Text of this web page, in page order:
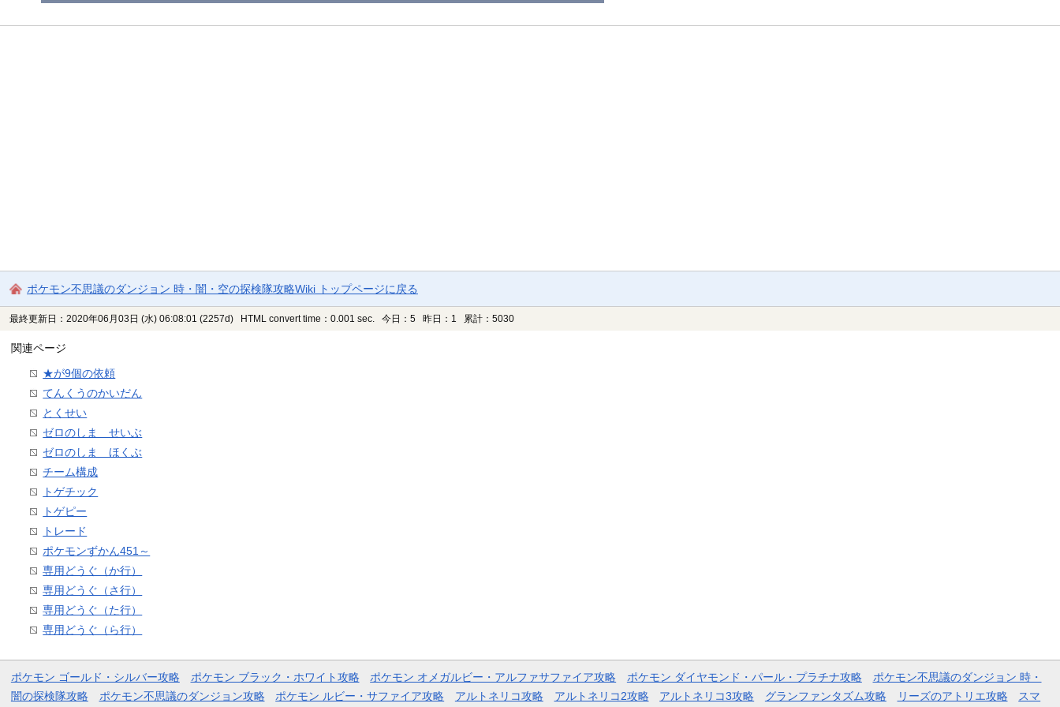
ポケモン不思議のダンジョン 時・闇・空の探検隊攻略Wiki トップページに戻る
最終更新日：2020年06月03日 (水) 06:08:01 (2257d) HTML convert time：0.001 sec. 今日：5 昨日：1 累計：5030
関連ページ
★が9個の依頼
てんくうのかいだん
とくせい
ゼロのしま せいぶ
ゼロのしま ほくぶ
チーム構成
トゲチック
トゲピー
トレード
ポケモンずかん451～
専用どうぐ（か行）
専用どうぐ（さ行）
専用どうぐ（た行）
専用どうぐ（ら行）
ポケモン ゴールド・シルバー攻略 ポケモン ブラック・ホワイト攻略 ポケモン オメガルビー・アルファサファイア攻略 ポケモン ダイヤモンド・パール・プラチナ攻略
ポケモン不思議のダンジョン 時・
闇の探検隊攻略
ポケモン不思議のダンジョン攻略 ポケモン ルビー・サファイア攻略 アルトネリコ攻略 アルトネリコ2攻略 アルトネリコ3攻略 グランファンタズム攻略 リーズのアトリエ攻略 スマ